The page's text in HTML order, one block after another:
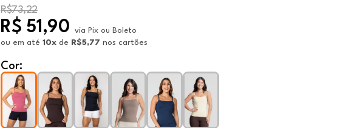
R$73,22
R$ 51,90 via Pix ou Boleto
ou em até 10x de R$5,77 nos cartões
Cor: